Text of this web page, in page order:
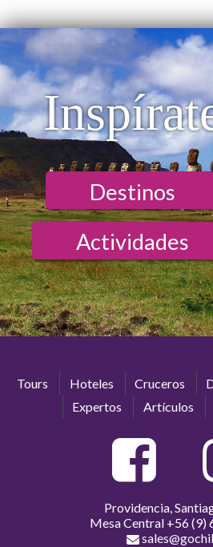
Destinos
Actividades
Tours Hoteles Cruceros
Expertos
Artículos
Providencia,
Mesa Central +56 (9)